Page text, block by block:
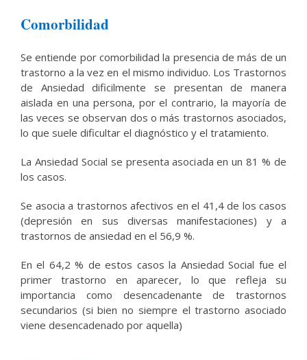
Comorbilidad
Se entiende por comorbilidad la presencia de más de un
trastorno a la vez en el mismo individuo. Los Trastornos
de Ansiedad dificilmente se presentan de manera
aislada en una persona, por el contrario, la mayoría de
las veces se observan dos o más trastornos asociados,
lo que suele dificultar el diagnóstico y el tratamiento.
La Ansiedad Social se presenta asociada en un 81 % de
los casos.
Se asocia a trastornos afectivos en el 41,4 de los casos
(depresión en sus diversas manifestaciones) y a
trastornos de ansiedad en el 56,9 %.
En el 64,2 % de estos casos la Ansiedad Social fue el
primer trastorno en aparecer, lo que refleja su
importancia como desencadenante de trastornos
secundarios (si bien no siempre el trastorno asociado
viene desencadenado por aquella)